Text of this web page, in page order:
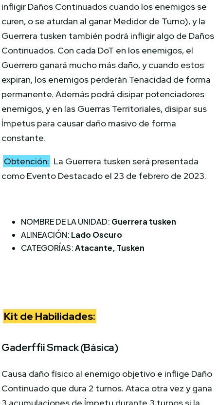
infligir Daños Continuados cuando los enemigos se
curen, o se aturdan al ganar Medidor de Turno), y la
Guerrera tusken también podrá infligir algo de Daños
Continuados. Con cada DoT en los enemigos, el
Guerrero ganará mucho más daño, y cuando estos
expiran, los enemigos perderán Tenacidad de forma
permanente. Además podrá disipar potenciadores
enemigos, y en las Guerras Territoriales, disipar sus
Ímpetus para causar daño masivo de forma
constante.
Obtención: La Guerrera tusken será presentada
como Evento Destacado el 23 de febrero de 2023.
NOMBRE DE LA UNIDAD: Guerrera tusken
ALINEACIÓN: Lado Oscuro
CATEGORÍAS:Atacante, Tusken
Kit de Habilidades:
Gaderffii Smack (Básica)
Causa daño físico al enemigo objetivo e inflige Daño
Continuado que dura 2 turnos. Ataca otra vez y gana
3 acumulaciones de Ímpetu durante 3 turnos si la